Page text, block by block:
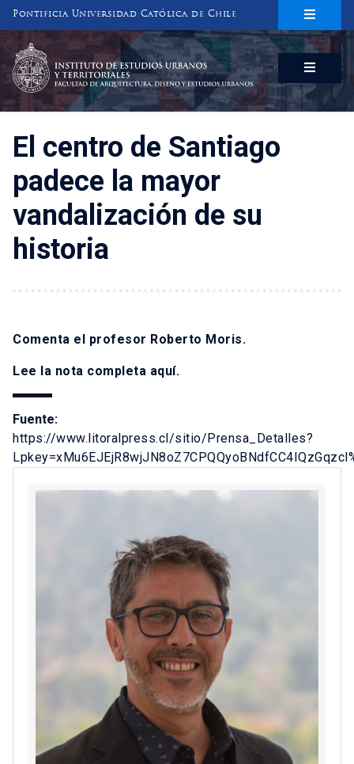
Pontificia Universidad Católica de Chile
INSTITUTO DE ESTUDIOS URBANOS
Y TERRITORIALES
FACULTAD DE ARQUITECTURA, DISEÑO Y ESTUDIOS URBANOS
El centro de Santiago
padece la mayor
vandalización de su
historia
Comenta el profesor Roberto Moris.
Lee la nota completa aquí.
Fuente:
https://www.litoralpress.cl/sitio/Prensa_Detalles?